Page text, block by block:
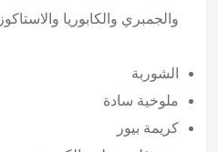
والجمبري والكابوريا والاستاكوزا
الشوربة
ملوخية سادة
كريمة بيور